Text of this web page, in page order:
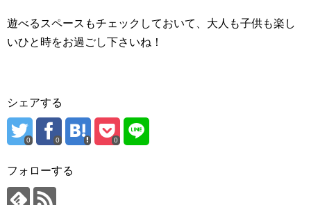
遊べるスペースもチェックしておいて、大人も子供も楽し
いひと時をお過ごし下さいね！
シェアする
0 0 0
フォローする